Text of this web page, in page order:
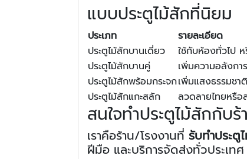
แบบประตูไม้สักที่นิยม
ประเภท
รายละเอียด
ประตูไม้สักบานเดี่ยว
ใช้กับห้องทั่วไป ห
ประตูไม้สักบานคู่
เพิ่มความอลังกา
ประตูไม้สักพร้อมกระจกเพิ่มแสงธรรมช
ประตูไม้สักแกะสลัก
ลวดลายไทยหรื
สนใจทำประตูไม้สักกับ
เราคือร้าน/โรงงานที่ รับทำประ
ฝีมือ และบริการจัดส่งทั่วประเทศ